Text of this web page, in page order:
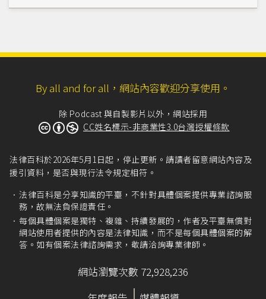
By all and for all，網站內容歡迎分享使用。
除 Podcast 與自製影片以外，網站採用
CC姓名標示-非商業性3.0台灣授權條款
法律百科於2026年5月1日起，停止更新。請讀者留意網站內容及
援引資料，是否與現行法令規定相符。
法律百科是分享知識的平臺，不針對具體個案提供專業諮詢服
務，故無法負保證責任。
每個具體個案是獨特、複雜、持續發展的，作者及平臺無償對
網站使用者提供的內容是法律知識，而不是每個具體個案的解
答。如有個案法律諮詢需求，敬請洽詢專業律師。
網站瀏覽次數 72,928,236